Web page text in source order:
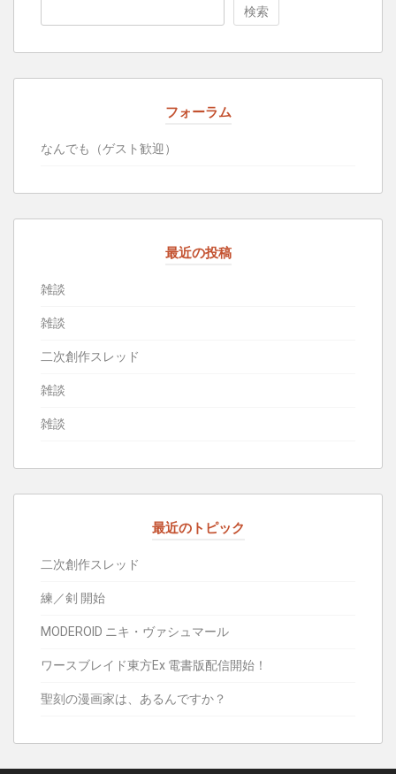
検索
フォーラム
なんでも（ゲスト歓迎）
最近の投稿
雑談
雑談
二次創作スレッド
雑談
雑談
最近のトピック
二次創作スレッド
練／剣 開始
MODEROID ニキ・ヴァシュマール
ワースブレイド東方Ex 電書版配信開始！
聖刻の漫画家は、あるんですか？